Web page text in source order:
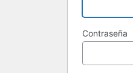
Contraseña